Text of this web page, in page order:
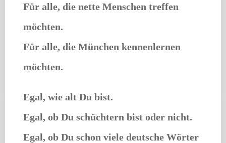
Für alle, die nette Menschen treffen
möchten.
Für alle, die München kennenlernen
möchten.
Egal, wie alt Du bist.
Egal, ob Du schüchtern bist oder nicht.
Egal, ob Du schon viele deutsche Wörter